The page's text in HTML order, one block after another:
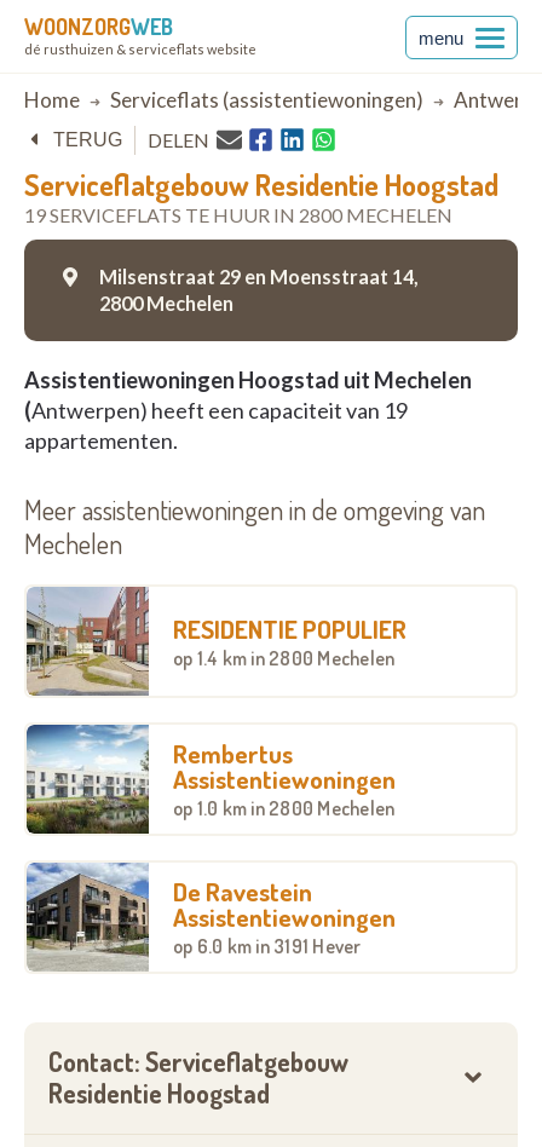
WOONZORGWEB
dé rusthuizen & serviceflats website
menu
Breadcrumb
Home Serviceflats (assistentiewoningen)
Serviceflatgebouw Residentie Hoogstad
19 SERVICEFLATS TE HUUR IN 2800 MECHELEN
TERUG DELEN
Milsenstraat 29 en Moensstraat 14,
2800 Mechelen
Assistentiewoningen Hoogstad uit Mechelen
(Antwerpen) heeft een capaciteit van 19
appartementen.
Meer assistentiewoningen in de omgeving van
Mechelen
RESIDENTIE POPULIER
op 1.4 km in 2800 Mechelen
Rembertus
Assistentiewoningen
op 1.0 km in 2800 Mechelen
De Ravestein
Assistentiewoningen
op 6.0 km in 3191 Hever
Contact: Serviceflatgebouw
Residentie Hoogstad